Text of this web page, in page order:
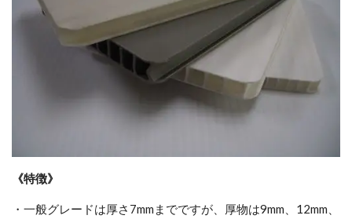
《特徴》
・一般グレードは厚さ7mmまでですが、厚物は9mm、12mm、